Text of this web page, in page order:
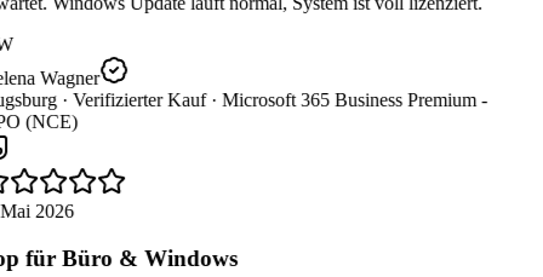
Wagner
· Verifizierter Kauf · Microsoft 365 Business Premium -
(NCE)
2026
für Büro & Windows